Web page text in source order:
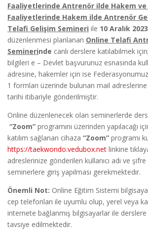
Faaliyetlerinde Antrenör ilde Hakem ve
Faaliyetlerinde Hakem ilde Antrenör
Telafi Gelişim Semineri ile 10 Aralık
düzenlenmesi planlanan Online Telafi
Seminerinde canlı derslere katılabilmek
bilgileri e – Devlet başvurunuz esnasında
adresine, hakemler için ise
1 formları üzerinde bulunan mail adreslerine
tarihi itibariyle gönderilmiştir.
Online düzenlenecek olan seminerlerde
“Zoom” programını üzerinden yapılacağı
katılım sağlanan cihaza “Zoom” programı
https://taekwondo.vedubox.net linkine
adreslerinize gönderilen kullanıcı adı ve
seminerlere giriş yapılması gerekmektedir.
Önemli Not: Online Eğitim Sistemi
cep telefonları ile uyumlu olup, yerel veya
internete bağlanmış bilgisayarlar ile derslere
tavsiye edilmektedir.